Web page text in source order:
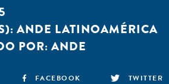
ANDE LATINOAMÉRICA
POR: ANDE
FACEBOOK TWITTER